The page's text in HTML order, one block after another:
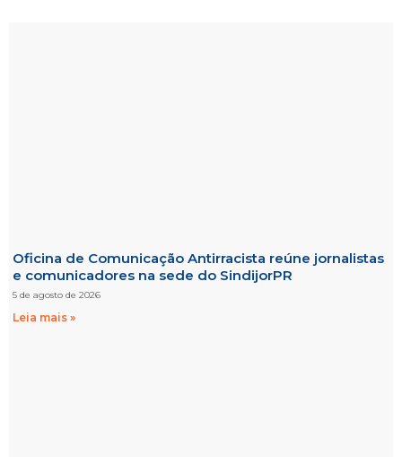
Oficina de Comunicação Antirracista reúne jornalistas
e comunicadores na sede do SindijorPR
5 de agosto de 2026
Leia mais »